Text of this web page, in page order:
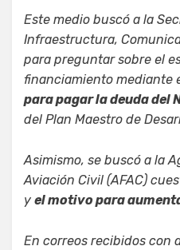
Este medio buscó a la
Infraestructura,
para preguntar sobre el
financiamiento mediante
para pagar la deuda del
del Plan Maestro de
Asimismo, se buscó a la
Aviación Civil (AFAC)
y el motivo para
En correos recibidos con